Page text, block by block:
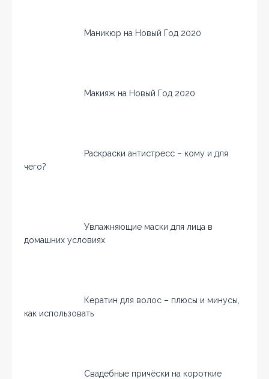
Маникюр на Новый Год 2020
Макияж на Новый Год 2020
Раскраски антистресс – кому и для
чего?
Увлажняющие маски для лица в
домашних условиях
Кератин для волос – плюсы и минусы,
как использовать
Свадебные причёски на короткие